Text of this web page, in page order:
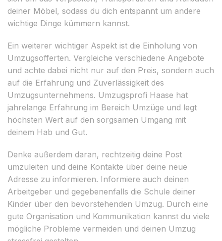
deiner Möbel, sodass du dich entspannt um andere
wichtige Dinge kümmern kannst.
Ein weiterer wichtiger Aspekt ist die Einholung von
Umzugsofferten. Vergleiche verschiedene Angebote
und achte dabei nicht nur auf den Preis, sondern auch
auf die Erfahrung und Zuverlässigkeit des
Umzugsunternehmens. Umzugsprofi Haase hat
jahrelange Erfahrung im Bereich Umzüge und legt
höchsten Wert auf den sorgsamen Umgang mit
deinem Hab und Gut.
Denke außerdem daran, rechtzeitig deine Post
umzuleiten und deine Kontakte über deine neue
Adresse zu informieren. Informiere auch deinen
Arbeitgeber und gegebenenfalls die Schule deiner
Kinder über den bevorstehenden Umzug. Durch eine
gute Organisation und Kommunikation kannst du viele
mögliche Probleme vermeiden und deinen Umzug